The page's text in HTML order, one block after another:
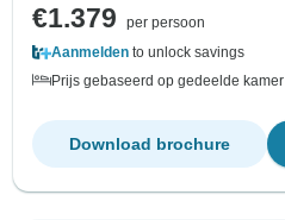
€1.379
per persoon
Aanmelden to unlock savings
Prijs gebaseerd op gedeelde kamer
Download brochure